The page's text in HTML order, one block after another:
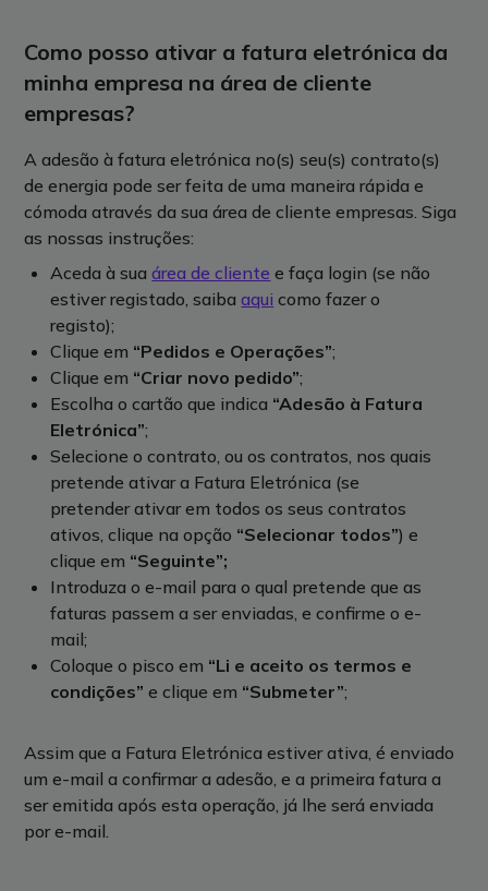
Como posso ativar a fatura eletrónica da
minha empresa na área de cliente
empresas?
A adesão à fatura eletrónica no(s) seu(s) contrato(s)
de energia pode ser feita de uma maneira rápida e
cómoda através da sua área de cliente empresas. Siga
as nossas instruções:
Aceda à suaárea de cliente e faça login (se não
estiver registado, saibaaqui como fazer o
registo);
Clique em “Pedidos e Operações”;
Clique em “Criar novo pedido”;
Escolha o cartão que indica “Adesão à Fatura
Eletrónica”;
Selecione o contrato, ou os contratos, nos quais
pretende ativar a Fatura Eletrónica (se
pretender ativar em todos os seus contratos
ativos, clique na opção “Selecionar todos”) e
clique em “Seguinte”;
Introduza o e-mail para o qual pretende que as
faturas passem a ser enviadas, e confirme o e-
mail;
Coloque o pisco em “Li e aceito os termos e
condições” e clique em “Submeter”;
Assim que a Fatura Eletrónica estiver ativa, é enviado
um e-mail a confirmar a adesão, e a primeira fatura a
ser emitida após esta operação, já lhe será enviada
por e-mail.